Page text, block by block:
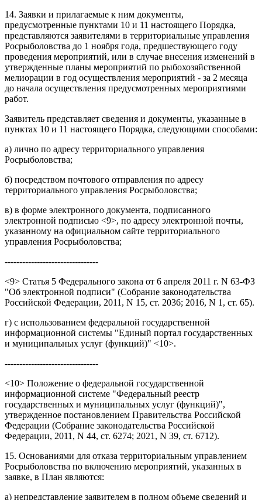
14. Заявки и прилагаемые к ним документы,
предусмотренные пунктами 10 и 11 настоящего Порядка,
представляются заявителями в территориальные управления
Росрыболовства до 1 ноября года, предшествующего году
проведения мероприятий, или в случае внесения изменений в
утвержденные планы мероприятий по рыбохозяйственной
мелиорации в год осуществления мероприятий - за 2 месяца
до начала осуществления предусмотренных мероприятиями
работ.
Заявитель представляет сведения и документы, указанные в
пунктах 10 и 11 настоящего Порядка, следующими способами:
а) лично по адресу территориального управления
Росрыболовства;
б) посредством почтового отправления по адресу
территориального управления Росрыболовства;
в) в форме электронного документа, подписанного
электронной подписью <9>, по адресу электронной почты,
указанному на официальном сайте территориального
управления Росрыболовства;
--------------------------------
<9> Статья 5 Федерального закона от 6 апреля 2011 г. N 63-ФЗ
"Об электронной подписи" (Собрание законодательства
Российской Федерации, 2011, N 15, ст. 2036; 2016, N 1, ст. 65).
г) с использованием федеральной государственной
информационной системы "Единый портал государственных
и муниципальных услуг (функций)" <10>.
--------------------------------
<10> Положение о федеральной государственной
информационной системе "Федеральный реестр
государственных и муниципальных услуг (функций)",
утвержденное постановлением Правительства Российской
Федерации (Собрание законодательства Российской
Федерации, 2011, N 44, ст. 6274; 2021, N 39, ст. 6712).
15. Основаниями для отказа территориальным управлением
Росрыболовства по включению мероприятий, указанных в
заявке, в План являются:
а) непредставление заявителем в полном объеме сведений и